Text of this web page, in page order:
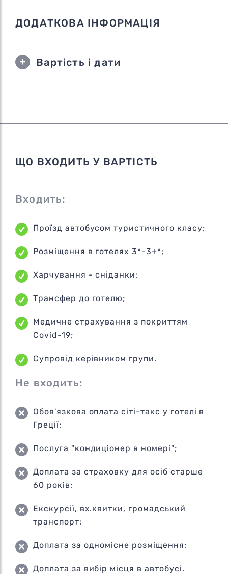
ДОДАТКОВА ІНФОРМАЦІЯ
Вартість і дати
ЩО ВХОДИТЬ У ВАРТІСТЬ
Входить:
Проїзд автобусом туристичного класу;
Розміщення в готелях 3*-3+*;
Харчування - сніданки;
Трансфер до готелю;
Медичне страхування з покриттям
Covid-19;
Супровід керівником групи.
Не входить:
Обов'язкова оплата сіті-такс у готелі в
Греції;
Послуга "кондиціонер в номері";
Доплата за страховку для осіб старше
60 років;
Екскурсії, вх.квитки, громадський
транспорт;
Доплата за одномісне розміщення;
Доплата за вибір місця в автобусі.